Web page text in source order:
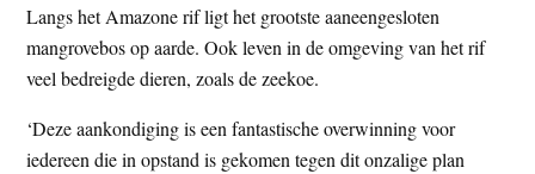
Langs het Amazone rif ligt het grootste aaneengesloten
mangrovebos op aarde. Ook leven in de omgeving van het rif
veel bedreigde dieren, zoals de zeekoe.
‘Deze aankondiging is een fantastische overwinning voor
iedereen die in opstand is gekomen tegen dit onzalige plan